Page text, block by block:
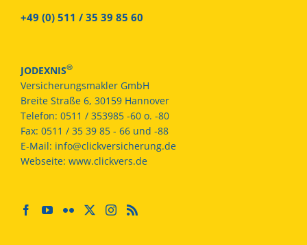
+49 (0) 511 / 35 39 85 60
JODEXNIS®
Versicherungsmakler GmbH
Breite Straße 6, 30159 Hannover
Telefon: 0511 / 353985 -60 o. -80
Fax: 0511 / 35 39 85 - 66 und -88
E-Mail: info@clickversicherung.de
Webseite: www.clickvers.de